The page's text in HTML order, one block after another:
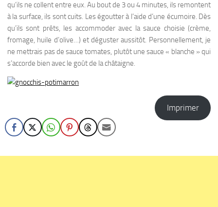
qu’ils ne collent entre eux. Au bout de 3 ou 4 minutes, ils remontent
à la surface, ils sont cuits. Les égoutter à l’aide d’une écumoire. Dès
qu’ils sont prêts, les accommoder avec la sauce choisie (crème,
fromage, huile d’olive…) et déguster aussitôt. Personnellement, je
ne mettrais pas de sauce tomates, plutôt une sauce « blanche » qui
s’accorde bien avec le goût de la châtaigne.
Imprimer